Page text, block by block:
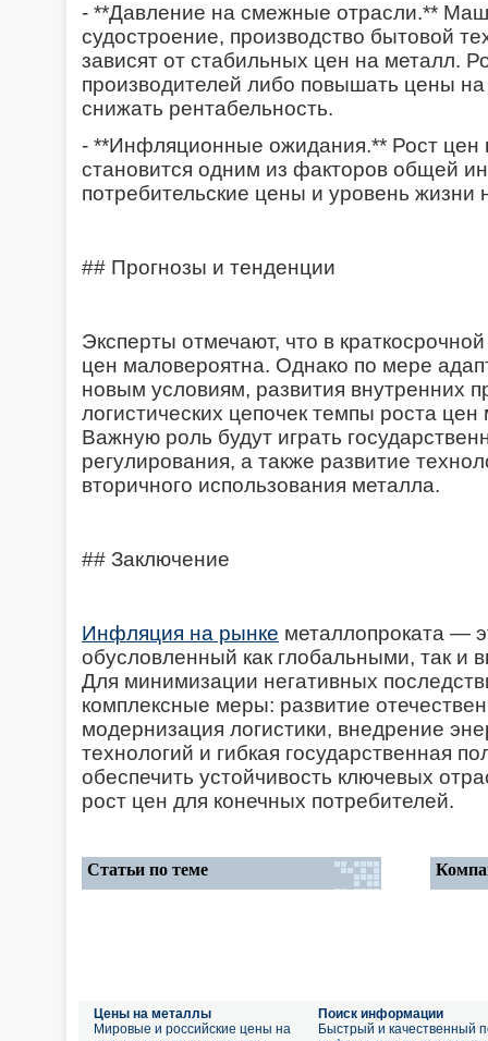
- **Давление на смежные отрасли.**
судостроение, производство бытовой
зависят от стабильных цен на металл.
производителей либо повышать цены
снижать рентабельность.
- **Инфляционные ожидания.** Рост цен
становится одним из факторов общей
потребительские цены и уровень жизни
## Прогнозы и тенденции
Эксперты отмечают, что в
цен маловероятна. Однако по мере
новым условиям, развития внутренних
логистических цепочек темпы роста цен
Важную роль будут играть
регулирования, а также развитие
вторичного использования металла.
## Заключение
Инфляция на рынке металлопроката —
обусловленный как глобальными, так и
Для минимизации негативных
комплексные меры: развитие
модернизация логистики, внедрение
технологий и гибкая государственная
обеспечить устойчивость ключевых
рост цен для конечных потребителей.
Статьи по теме
Цены на металлы
Мировые и российские цены на
Поиск информации
Быстрый и качественный